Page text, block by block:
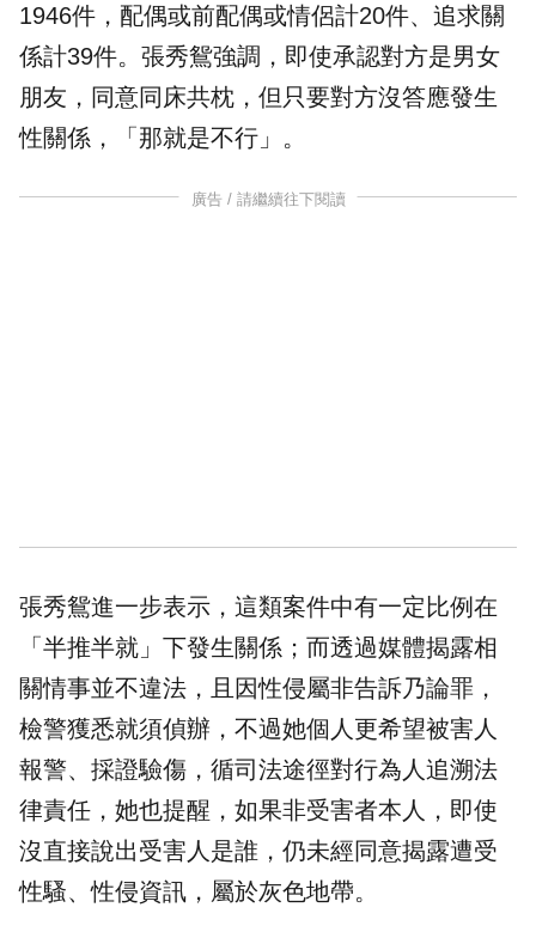
1946件，配偶或前配偶或情侶計20件、追求關
係計39件。張秀鴛強調，即使承認對方是男女
朋友，同意同床共枕，但只要對方沒答應發生
性關係，「那就是不行」。
廣告 / 請繼續往下閱讀
張秀鴛進一步表示，這類案件中有一定比例在
「半推半就」下發生關係；而透過媒體揭露相
關情事並不違法，且因性侵屬非告訴乃論罪，
檢警獲悉就須偵辦，不過她個人更希望被害人
報警、採證驗傷，循司法途徑對行為人追溯法
律責任，她也提醒，如果非受害者本人，即使
沒直接說出受害人是誰，仍未經同意揭露遭受
性騷、性侵資訊，屬於灰色地帶。